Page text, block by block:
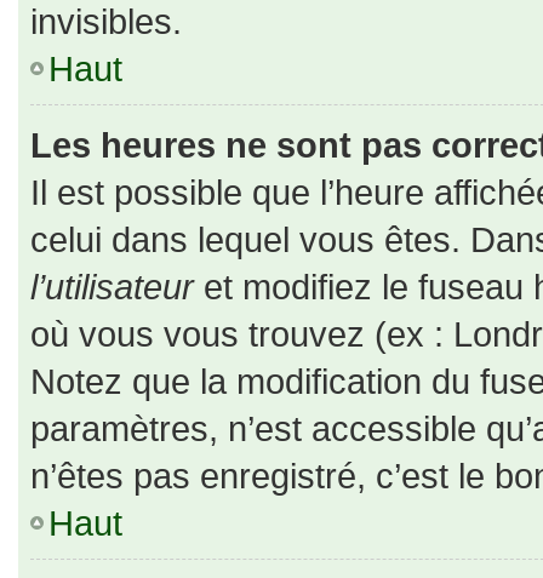
invisibles.
Haut
Les heures ne sont pas
Il est possible que l’heure
celui dans lequel vous êtes.
l’utilisateuret modifiez le fuseau
où vous vous trouvez (ex :
Notez que la modification du
paramètres, n’est accessible
n’êtes pas enregistré, c’est le
Haut